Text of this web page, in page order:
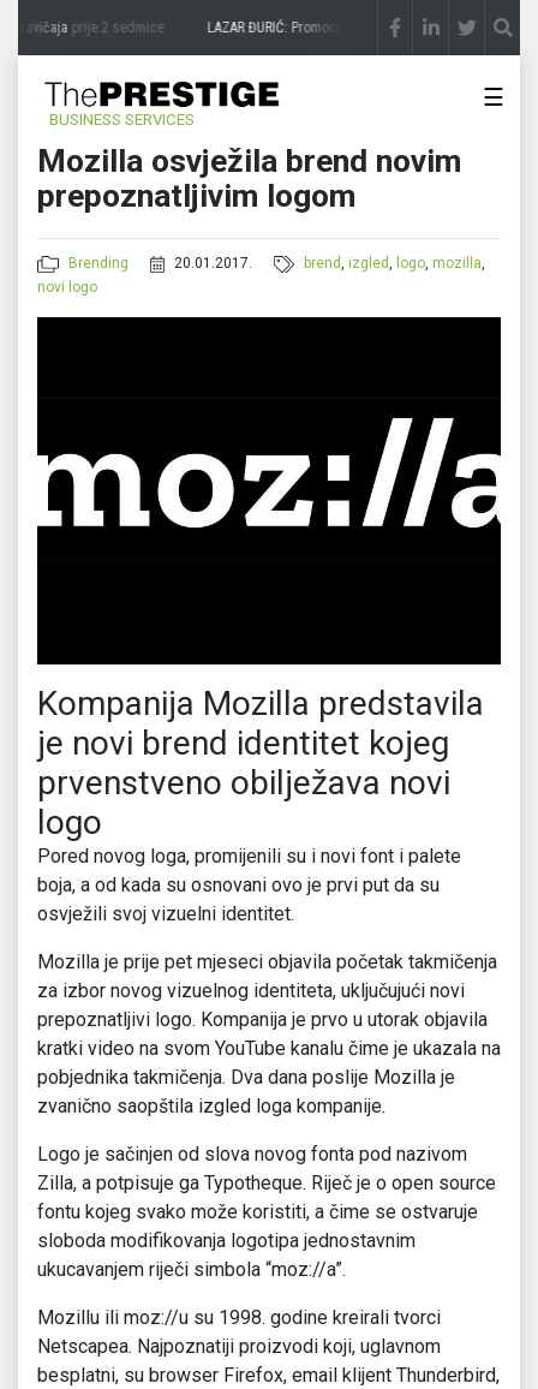
zavičajaprije 2 sedmice LAZAR ĐURIĆ: Promocija potencijal pretvara u destinaciju
BUSINESS SERVICES
☰
Mozilla osvježila brend novim
prepoznatljivim logom
Brending 20.01.2017. brend,izgled, logo,mozilla,
novi logo
Kompanija Mozilla predstavila
je novi brend identitet kojeg
prvenstveno obilježava novi
logo
Pored novog loga, promijenili su i novi font i palete
boja, a od kada su osnovani ovo je prvi put da su
osvježili svoj vizuelni identitet.
Mozilla je prije pet mjeseci objavila početak takmičenja
za izbor novog vizuelnog identiteta, uključujući novi
prepoznatljivi logo. Kompanija je prvo u utorak objavila
kratki video na svom YouTube kanalu čime je ukazala na
pobjednika takmičenja. Dva dana poslije Mozilla je
zvanično saopštila izgled loga kompanije.
Logo je sačinjen od slova novog fonta pod nazivom
Zilla, a potpisuje ga Typotheque. Riječ je o open source
fontu kojeg svako može koristiti, a čime se ostvaruje
sloboda modifikovanja logotipa jednostavnim
ukucavanjem riječi simbola “moz://a”.
Mozillu ili moz://u su 1998. godine kreirali tvorci
Netscapea. Najpoznatiji proizvodi koji, uglavnom
besplatni, su browser Firefox, email klijent Thunderbird,